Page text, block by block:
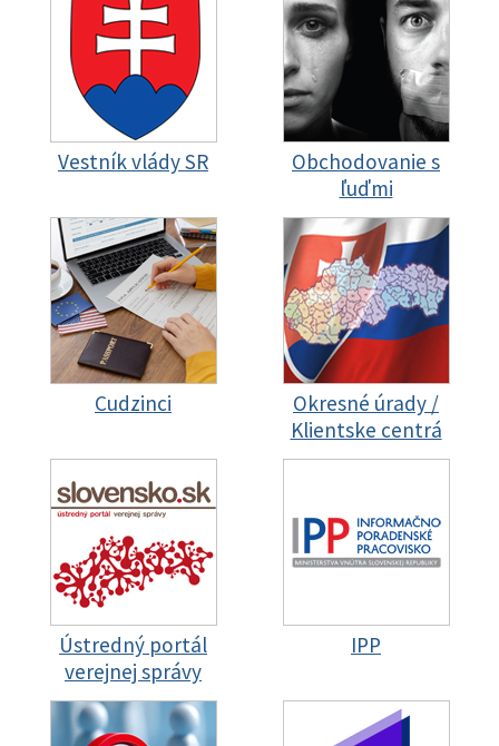
Vestník vlády SR
Obchodovanie s
ľuďmi
Cudzinci
Okresné úrady /
Klientske centrá
Ústredný portál
verejnej správy
IPP